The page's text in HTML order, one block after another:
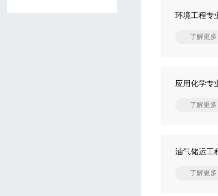
环境工程专
了解更多
应用化学专
了解更多
油气储运工
了解更多